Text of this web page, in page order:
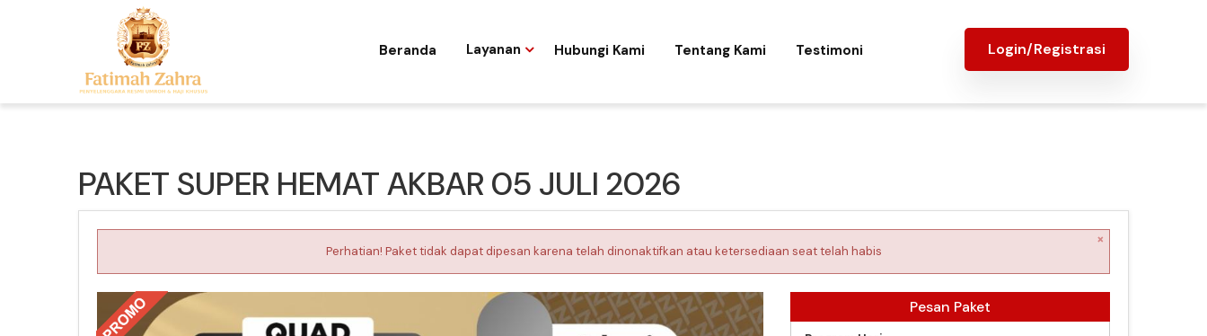
Beranda Layanan Hubungi Kami Tentang Kami Testimoni Login/Registrasi
PAKET SUPER HEMAT AKBAR 05 JULI 2026
Perhatian! Paket tidak dapat dipesan karena telah dinonaktifkan atau ketersediaan seat telah habis
×
Pesan Paket